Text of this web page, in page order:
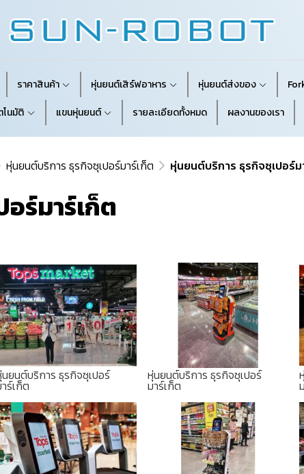
ราคาสินค้า หุ่นยนต์เสิร์ฟอาหาร หุ่นยนต์ส่งของ
นมัติ แขนหุ่นยนต์ รายละเอียดทั้งหมด ผลงานของเรา
หุ่นยนต์บริการ ธุรกิจซุเปอร์มาร์เก็ต หุ่นยนต์บริการ ธุรกิจซุเปอร์ม
ร์มาร์เก็ต
ยนต์บริการ ธุรกิจซุเปอร์
ร์เก็ต
หุ่นยนต์บริการ ธุรกิจซุเปอร์
มาร์เก็ต